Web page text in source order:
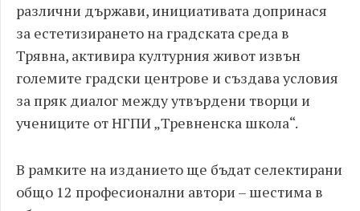
различни държави, инициативата допринася
за естетизирането на градската среда в
Трявна, активира културния живот извън
големите градски центрове и създава условия
за пряк диалог между утвърдени творци и
учениците от НГПИ „Тревненска школа“.
В рамките на изданието ще бъдат селектирани
общо 12 професионални автори – шестима в